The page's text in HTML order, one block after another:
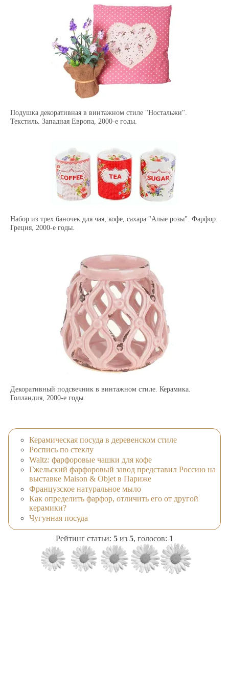
Подушка декоративная в винтажном стиле "Ностальжи".
Текстиль. Западная Европа, 2000-е годы.
Набор из трех баночек для чая, кофе, сахара "Алые розы". Фарфор.
Греция, 2000-е годы.
Декоративный подсвечник в винтажном стиле. Керамика.
Голландия, 2000-е годы.
Керамическая посуда в деревенском стиле
Роспись по стеклу
Waltz: фарфоровые чашки для кофе
Гжельский фарфоровый завод представил Россию на
выставке Maison & Objet в Париже
Французское натуральное мыло
Как определить фарфор, отличить его от другой
керамики?
Чугунная посуда
Рейтинг статьи: 5 из 5, голосов: 1